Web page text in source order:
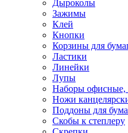
Дыроколы
Зажимы
Клей
Кнопки
Корзины для
Ластики
Линейки
Лупы
Наборы офисные,
Ножи
Поддоны для
Скобы к степлеру